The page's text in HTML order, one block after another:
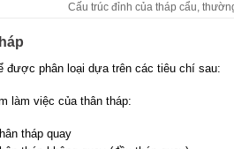
Cấu trúc đỉnh của tháp cẩu,
được phân loại dựa trên các tiêu chí sau:
làm việc của thân tháp:
tháp quay